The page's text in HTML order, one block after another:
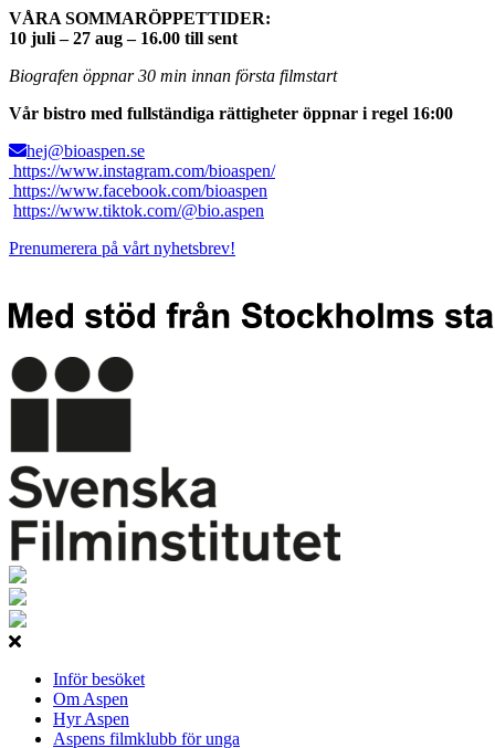
VÅRA SOMMARÖPPETTIDER:
10 juli – 27 aug – 16.00 till sent
Biografen öppnar 30 min innan första filmstart
Vår bistro med fullständiga rättigheter öppnar i regel 16:00
hej@bioaspen.se
https://www.instagram.com/bioaspen/
https://www.facebook.com/bioaspen
https://www.tiktok.com/@bio.aspen
Prenumerera på vårt nyhetsbrev!
Inför besöket
Om Aspen
Hyr Aspen
Aspens filmklubb för unga